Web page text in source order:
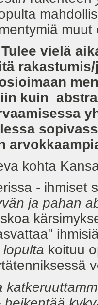
muut
Tulee vielä
kuin
kohta
- ihmiset
ja pahan
lopulta koituu